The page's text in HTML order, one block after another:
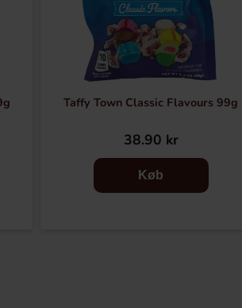
Taffy Town Classic Flavours 99g
38.90 kr
Køb